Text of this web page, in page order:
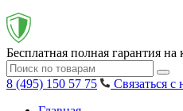
Бесплатная полная гарантия на
8 (495) 150 57 75
Связаться с